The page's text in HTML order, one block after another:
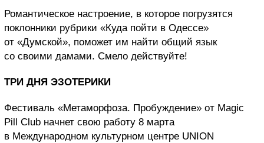
Романтическое настроение, в которое погрузятся
поклонники рубрики «Куда пойти в Одессе»
от «Думской», поможет им найти общий язык
со своими дамами. Смело действуйте!
ТРИ ДНЯ ЭЗОТЕРИКИ
Фестиваль «Метаморфоза. Пробуждение» от Magic
Pill Club начнет свою работу 8 марта
в Международном культурном центре UNION